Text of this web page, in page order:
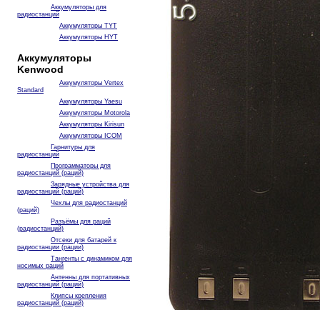
Аккумуляторы для
радиостанций
Аккумуляторы TYT
Аккумуляторы HYT
Аккумуляторы
Kenwood
Аккумуляторы Vertex
Standard
Аккумуляторы Yaesu
Аккумуляторы Motorola
Аккумуляторы Kirisun
Аккумуляторы ICOM
Гарнитуры для
радиостанций
Программаторы для
радиостанций (раций)
Зарядные устройства для
радиостанций (раций)
Чехлы для радиостанций
(раций)
Разъёмы для раций
(радиостанций)
Отсеки для батарей к
радиостанции (рации)
Тангенты с динамиком для
носимых раций
Антенны для портативных
радиостанций (раций)
Клипсы крепления
радиостанций (раций)